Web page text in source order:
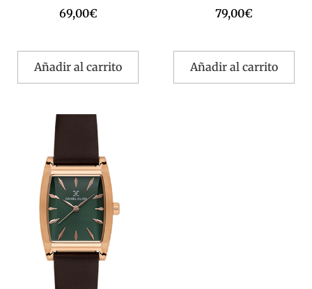
69,00€
Añadir al carrito
79,00€
Añadir al carrito